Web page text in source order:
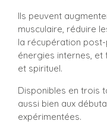
Ils peuvent
musculaire, réduire
la récupération
énergies internes,
et spirituel.
Disponibles en trois
aussi bien aux
expérimentées.